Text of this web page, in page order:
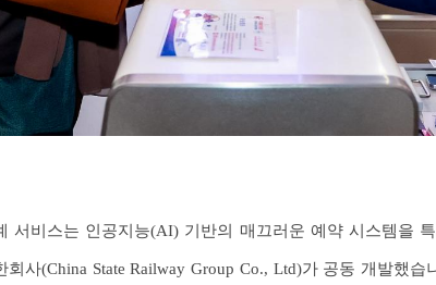
서비스는 인공지능(AI) 기반의 매끄러운 예약 시스템을
사(China State Railway Group Co., Ltd)가 공동 개발했